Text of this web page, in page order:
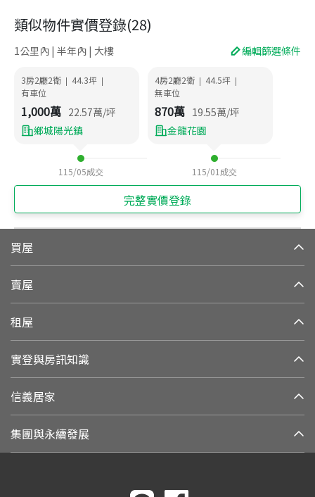
類似物件實價登錄(28)
1公里內 | 半年內 | 大樓 編輯篩選條件
3房2廳2衛 | 44.3坪 |
有車位
1,000萬 22.57萬/坪
鄉城陽光鎮
115/05成交
4房2廳2衛 | 44.5坪 |
無車位
870萬 19.55萬/坪
金龍花園
115/01 成交
完整實價登錄
買屋
賣屋
租屋
實登與房訊知識
信義居家
集團與永續發展